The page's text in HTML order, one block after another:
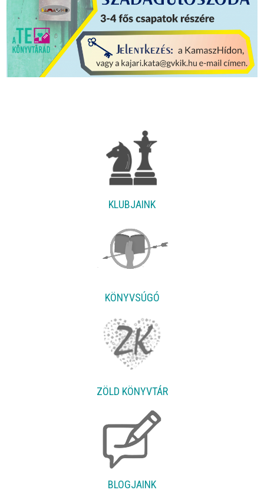
KLUBJAINK
KÖNYVSÚGÓ
ZÖLD KÖNYVTÁR
BLOGJAINK